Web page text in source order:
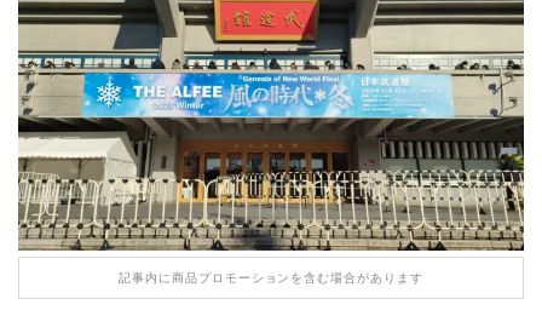
記事内に商品プロモーションを含む場合があります